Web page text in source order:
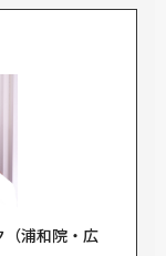
浦和院・広